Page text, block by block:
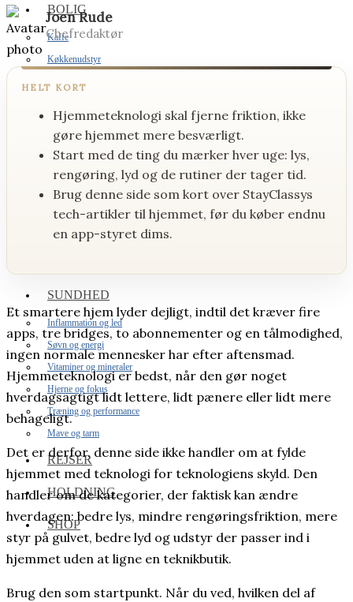
BOLIG
Kaffe
Køkkenudstyr
Soveværelse
Hjemmeteknologi
Stue og kontor
Have og terrasse
Badeværelse
Bolig inspiration
SUNDHED
Inflammation og led
Søvn og energi
Vitaminer og mineraler
Hjerne og fokus
Træning og performance
Mave og tarm
REJSER
HOLDNING
SHOP
Joen Rude
Chefredaktør
HELT KORT
Hjemmeteknologi skal fjerne friktion, ikke
gøre hjemmet mere besværligt.
Start med de ting du mærker hver uge: lys,
rengøring, lyd og de rutiner der tager tid.
Brug denne side som kort over StayClassys
tech-artikler til hjemmet, før du køber endnu
en app-styret dims.
Et smartere hjem lyder dejligt, indtil det kræver fire
apps, tre bridges, to abonnementer og en tålmodighed,
ingen normale mennesker har efter aftensmad.
Hjemmeteknologi er bedst, når den gør noget
hverdagsagtigt lidt lettere, lidt pænere eller lidt mere
behageligt.
Det er derfor, denne side ikke handler om at fylde
hjemmet med teknologi for teknologiens skyld. Den
handler om de kategorier, der faktisk kan ændre
hverdagen: bedre lys, mindre rengøringsfriktion, mere
styr på gulvet, bedre lyd og udstyr der passer ind i
hjemmet uden at ligne en teknikbutik.
Brug den som startpunkt. Når du ved, hvilken del af